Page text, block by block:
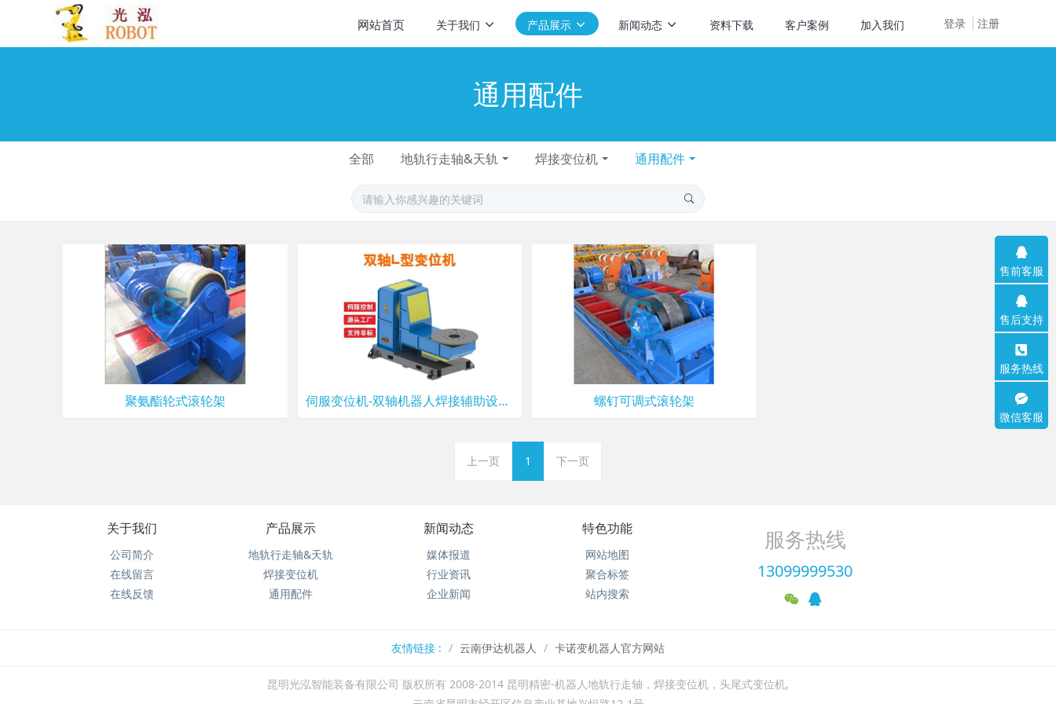
登录 注册
网站首页 关于我们 产品展示 新闻动态 资料下载 客户案例 加入我们
通用配件
全部 地轨行走轴&天轨 焊接变位机 通用配件
聚氨酯轮式滚轮架 伺服变位机-双轴机器人焊接辅助设备-焊接平台-旋转变位台L型 螺钉可调式滚轮架
上一页 1 下一页
关于我们
公司简介
在线留言
在线反馈
产品展示
地轨行走轴&天轨
焊接变位机
通用配件
新闻动态
媒体报道
行业资讯
企业新闻
特色功能
网站地图
聚合标签
站内搜索
服务热线
13099999530
友情链接 : 云南伊达机器人 卡诺变机器人官方网站
昆明光泓智能装备有限公司 版权所有 2008-2014 昆明精密-机器人地轨行走轴，焊接变位机，头尾式变位机,
售前客服
售后支持
服务热线
微信客服